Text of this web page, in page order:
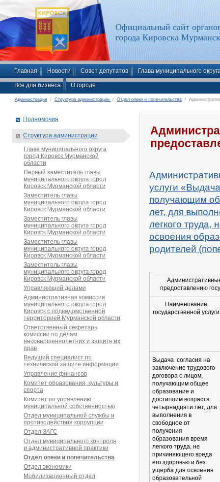
Официальный сайт
города Кировска
Главная Новости Совет депутатов Глава муниципального
Все для бизнеса О городе
Администрация / Структура администрации / Отдел опеки и попечительства /
услуги
получающим
лет, для
легкого
освоения
родителей
предоставлению
Наименование
государственной услуги
Выдача согласия на
заключение трудового
договора с лицом,
получающим общее
образование и
достигшим возраста
четырнадцати лет, для
выполнения в
свободное от
получения
образования время
легкого труда, не
причиняющего вреда
его здоровью и без
ущерба для освоения
образовательной
Полномочия
Структура администрации
Глава муниципального округа
город Кировск Мурманской
области
Первый заместитель главы
муниципального округа город
Кировск Мурманской области
Заместитель главы
муниципального округа город
Кировск Мурманской области
Заместитель главы
муниципального округа город
Кировск Мурманской области
Заместитель главы
муниципального округа город
Кировск Мурманской области
Заместитель главы
муниципального округа город
Кировск Мурманской области
Управляющий делами
Административная комиссия
муниципального округа город
Кировск с подведомственной
территорией Мурманской области
Ответственный секретарь
комиссии по делам
несовершеннолетних и защите их
прав
Ведущий специалист по
технической защите информации
Управление финансов
Комитет образования, культуры и
спорта
Комитет по управлению
муниципальной собственностью
Отдел муниципальной службы и
противодействия коррупции
Отдел ЗАГС
Отдел муниципального контроля
и административной практики
Отдел опеки и попечительства
Отдел экономики
Мобилизационный отдел